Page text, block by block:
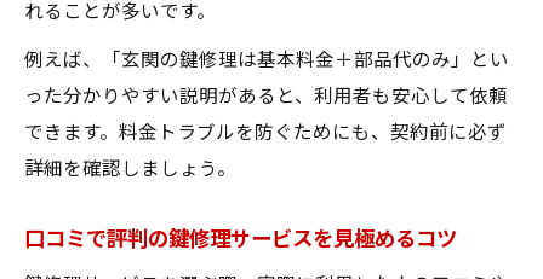
れることが多いです。
例えば、「玄関の鍵修理は基本料金＋部品代のみ」とい
った分かりやすい説明があると、利用者も安心して依頼
できます。料金トラブルを防ぐためにも、契約前に必ず
詳細を確認しましょう。
口コミで評判の鍵修理サービスを見極めるコツ